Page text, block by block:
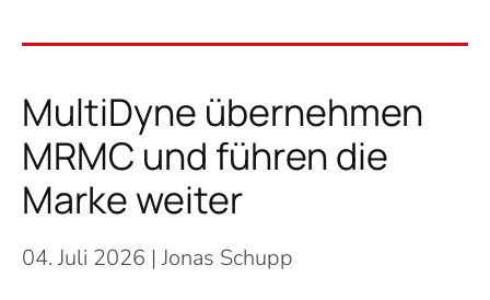
MultiDyne übernehmen
MRMC und führen die
Marke weiter
04. Juli 2026 | Jonas Schupp